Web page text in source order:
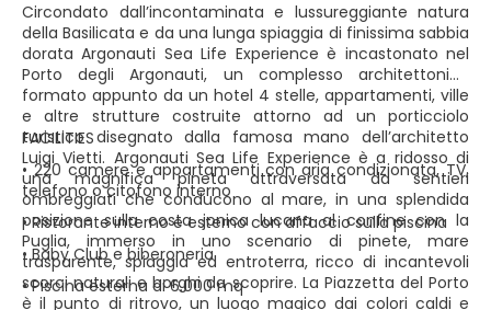
Circondato dall’incontaminata e lussureggiante natura
della Basilicata e da una lunga spiaggia di finissima sabbia
dorata Argonauti Sea Life Experience è incastonato nel
Porto degli Argonauti, un complesso architettonico
formato appunto da un hotel 4 stelle, appartamenti, ville
e altre strutture costruite attorno ad un porticciolo
turistico disegnato dalla famosa mano dell’architetto
Luigi Vietti. Argonauti Sea Life Experience è a ridosso di
una magnifica pineta attraversata da sentieri
ombreggiati che conducono al mare, in una splendida
posizione sulla costa jonica lucana al confine con la
Puglia, immerso in uno scenario di pinete, mare
trasparente, spiaggia ed entroterra, ricco di incantevoli
scorci naturali e borghi da scoprire. La Piazzetta del Porto
è il punto di ritrovo, un luogo magico dai colori caldi e
FACILITIES
• 220 camere e appartamenti con aria condizionata, TV,
telefono o citofono interno
• Ristorante interno e esterno con affaccio sulla piscina
• Baby Club e biberoneria
• Piscina esterna di 6.000 mq